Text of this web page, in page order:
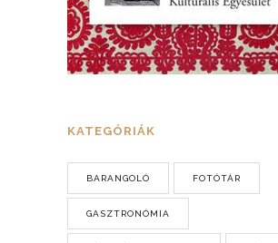
KATEGÓRIÁK
BARANGOLÓ FOTÓTÁR
GASZTRONÓMIA